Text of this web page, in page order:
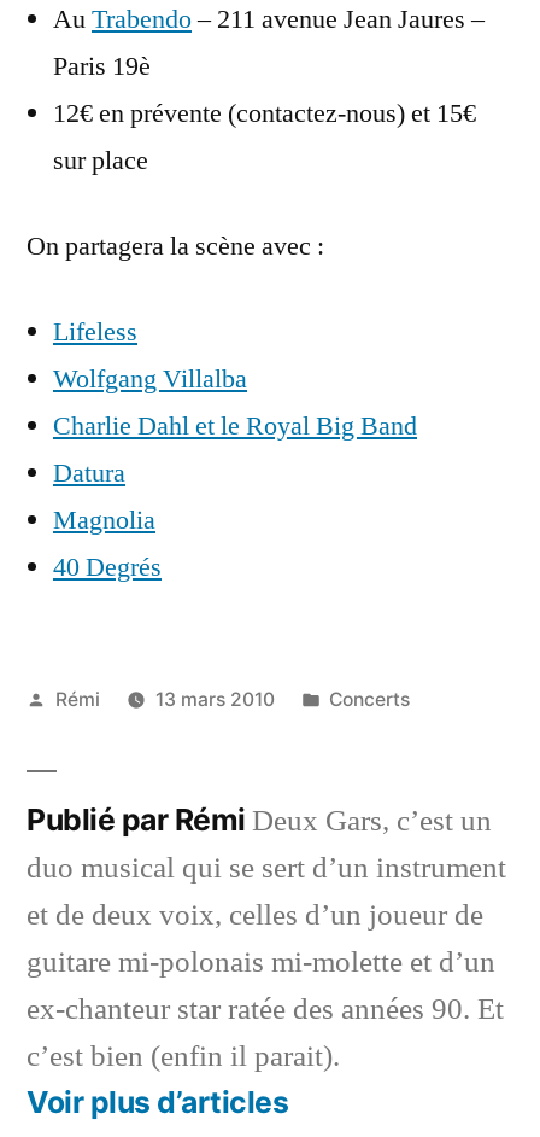
AuTrabendo– 211 avenue Jean Jaures –
Paris 19è
12€ en prévente (contactez-nous) et 15€
sur place
On partagera la scène avec :
Lifeless
Wolfgang Villalba
Charlie Dahl et le Royal Big Band
Datura
Magnolia
40 Degrés
Publié
Rémi 13 mars 2010
Publié
Concerts
Publié par RémiDeux Gars, c’est un
duo musical qui se sert d’un instrument
et de deux voix, celles d’un joueur de
guitare mi-polonais mi-molette et d’un
ex-chanteur star ratée des années 90. Et
c’est bien (enfin il parait).
Voir plus d’articles